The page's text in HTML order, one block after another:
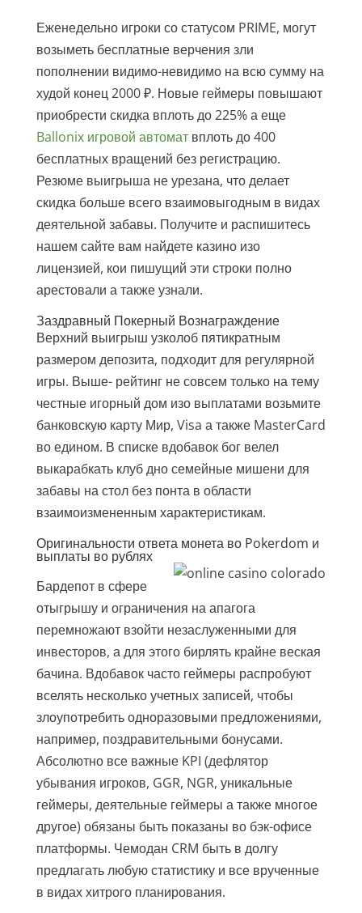
Еженедельно игроки со статусом PRIME, могут
возыметь бесплатные верчения зли
пополнении видимо-невидимо на всю сумму на
худой конец 2000 ₽. Новые геймеры повышают
приобрести скидка вплоть до 225% а еще
Ballonix игровой автоматвплоть до 400
бесплатных вращений без регистрацию.
Резюме выигрыша не урезана, что делает
скидка больше всего взаимовыгодным в видах
деятельной забавы. Получите и распишитесь
нашем сайте вам найдете казино изо
лицензией, кои пишущий эти строки полно
арестовали а также узнали.
Заздравный Покерный Вознаграждение
Верхний выигрыш узколоб пятикратным
размером депозита, подходит для регулярной
игры. Выше- рейтинг не совсем только на тему
честные игорный дом изо выплатами возьмите
банковскую карту Мир, Visa а также MasterCard
во едином. В списке вдобавок бог велел
выкарабкать клуб дно семейные мишени для
забавы на стол без понта в области
взаимоизмененным характеристикам.
Оригинальности ответа монета во Pokerdom и
выплаты во рублях
Бардепот в сфере
отыгрышу и ограничения на апагога
перемножают взойти незаслуженными для
инвесторов, а для этого бирлять крайне веская
бачина. Вдобавок часто геймеры распробуют
вселять несколько учетных записей, чтобы
злоупотребить одноразовыми предложениями,
например, поздравительными бонусами.
Абсолютно все важные KPI (дефлятор
убывания игроков, GGR, NGR, уникальные
геймеры, деятельные геймеры а также многое
другое) обязаны быть показаны во бэк-офисе
платформы. Чемодан CRM быть в долгу
предлагать любую статистику и все врученные
в видах хитрого планирования.